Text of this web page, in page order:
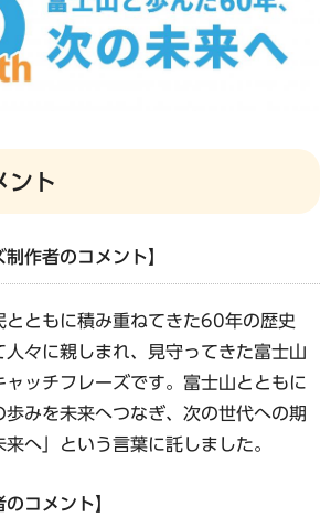
ント
制作者のコメント】
とともに積み重ねてきた60年の歴史
人々に親しまれ、見守ってきた富士山
ッチフレーズです。富士山とともに
みを未来へつなぎ、次の世代への期
へ」という言葉に託しました。
コメント】